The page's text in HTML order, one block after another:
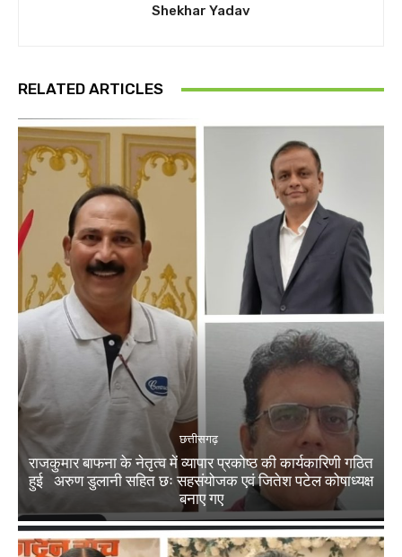
Shekhar Yadav
RELATED ARTICLES
छत्तीसगढ़
राजकुमार बाफना के नेतृत्व में व्यापार प्रकोष्ठ की कार्यकारिणी गठित
हुई अरुण डुलानी सहित छः सहसंयोजक एवं जितेश पटेल कोषाध्यक्ष
बनाए गए